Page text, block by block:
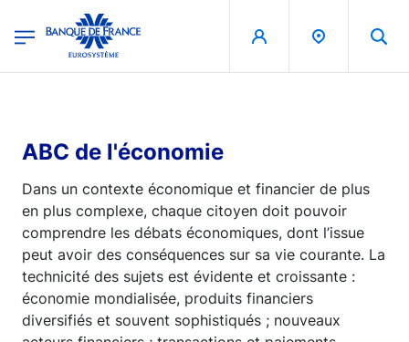
Banque de France - Menu Principal
ABC de l'économie
Dans un contexte économique et financier de plus
en plus complexe, chaque citoyen doit pouvoir
comprendre les débats économiques, dont l’issue
peut avoir des conséquences sur sa vie courante. La
technicité des sujets est évidente et croissante :
économie mondialisée, produits financiers
diversifiés et souvent sophistiqués ; nouveaux